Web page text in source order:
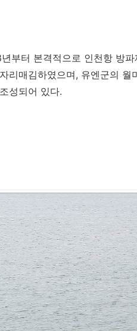
년부터 본격적으로 인천항 방
리매김하였으며, 유엔군의 월
성되어 있다.